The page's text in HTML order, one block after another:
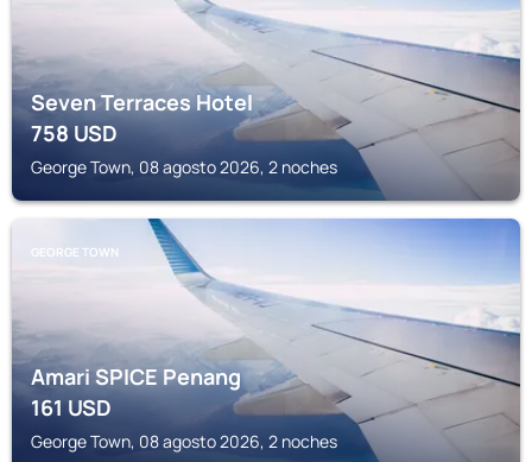
Seven Terraces Hotel
758USD
George Town, 08 agosto 2026, 2 noches
GEORGE TOWN
Amari SPICE Penang
161USD
George Town, 08 agosto 2026, 2 noches